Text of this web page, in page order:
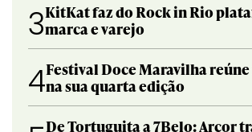
3KitKat faz do Rock in Rio
marca e varejo
4Festival Doce Maravilha reúne
na sua quarta edição
De Tortuguita a 7Belo: Arcor